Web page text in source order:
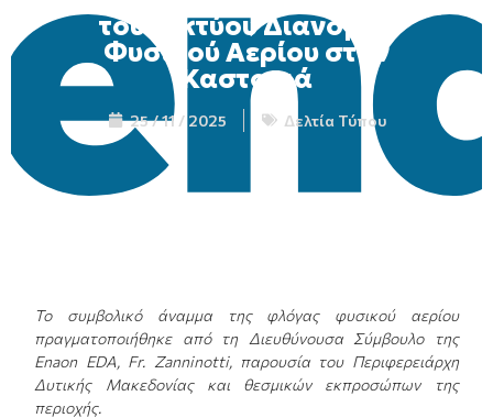
του Δικτύου Διανομής
Φυσικού Αερίου στην
Καστοριά
25 / 11 / 2025 Δελτία Τύπου
Το συμβολικό άναμμα της φλόγας φυσικού αερίου
πραγματοποιήθηκε από τη Διευθύνουσα Σύμβουλο της
Enaon EDA, Fr. Zanninotti,παρουσία τουΠεριφερειάρχη
Δυτικής Μακεδονίας και θεσμικών εκπροσώπων της
περιοχής.